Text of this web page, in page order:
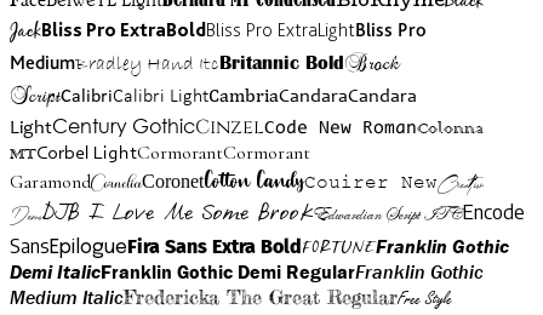
JackBliss Pro ExtraBoldBliss Pro ExtraLightBliss Pro
MediumBradley Hand Itc Britannic Bold Brock
ScriptCalibriCalibri LightCambriaCandaraCandara
LightCentury GothicCinzelCode New RomanColonna
MTCorbel LightCormorantCormorant
GaramondCorneliaCoronetCotton CandyCouirer NewCreattion
DemoDJB I Love Me Some BrookEdwardian Script ITCEncode
SansEpilogueFira Sans Extra BoldFortuneFranklin Gothic
Demi ItalicFranklin Gothic Demi RegularFranklin Gothic
Medium ItalicFredericka The Great RegularFree Style